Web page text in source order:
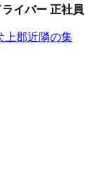
イバー 正社員